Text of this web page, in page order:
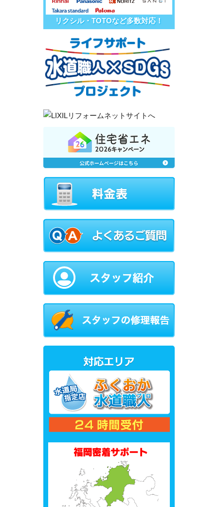
リクシル・TOTOなど多数対応！